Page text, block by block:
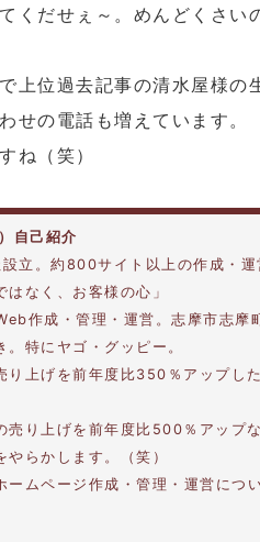
くだせぇ～。めんどくさい
上位過去記事の清水屋様の
せの電話も増えています。
ね（笑）
自己紹介
立。約800サイト以上の作成・運
なく、お客様の心」
作成・管理・運営。志摩市志摩
特にヤゴ・グッピー。
り上げを前年度比350％アップし
売り上げを前年度比500％アップ
らかします。（笑）
ームページ作成・管理・運営につ